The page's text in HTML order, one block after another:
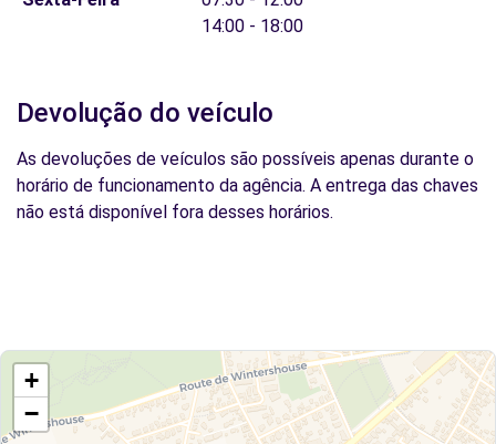
14:00 - 18:00
Devolução do veículo
As devoluções de veículos são possíveis apenas durante o
horário de funcionamento da agência. A entrega das chaves
não está disponível fora desses horários.
+
−